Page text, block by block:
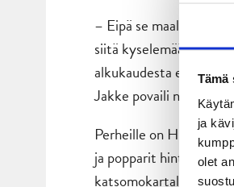
Tämä
ja
olet
– Eipä se maali
siitä kyselemään. No
alkukaudesta ei niin
Jakke povaili
Perheille on HPK-
ja popparit hintaan 15
katsomokartalta